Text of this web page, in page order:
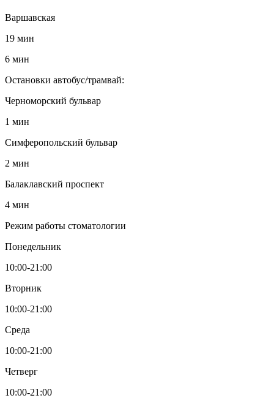
Варшавская
19 мин
6 мин
Остановки автобус/трамвай:
Черноморский бульвар
1 мин
Симферопольский бульвар
2 мин
Балаклавский проспект
4 мин
Режим работы стоматологии
Понедельник
10:00-21:00
Вторник
10:00-21:00
Среда
10:00-21:00
Четверг
10:00-21:00